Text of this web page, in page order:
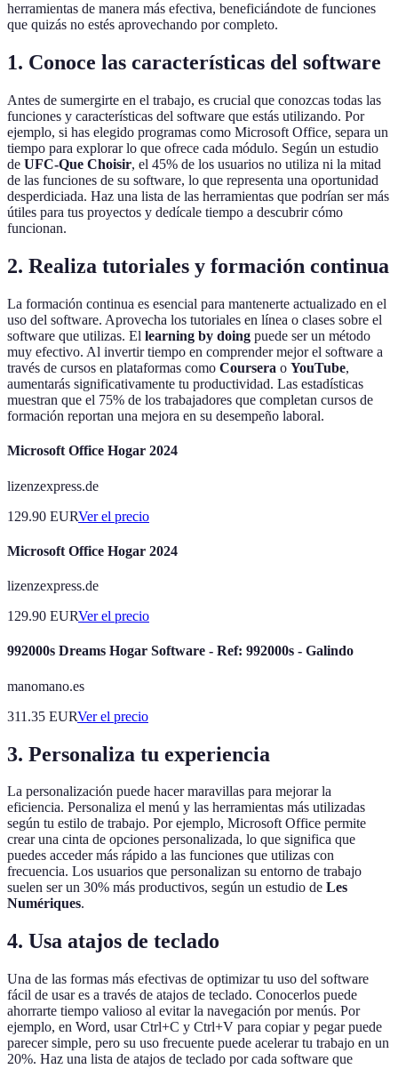
herramientas de manera más efectiva, beneficiándote de funciones
que quizás no estés aprovechando por completo.
1. Conoce las características del software
Antes de sumergirte en el trabajo, es crucial que conozcas todas las
funciones y características del software que estás utilizando. Por
ejemplo, si has elegido programas como Microsoft Office, separa un
tiempo para explorar lo que ofrece cada módulo. Según un estudio
de UFC-Que Choisir, el 45% de los usuarios no utiliza ni la mitad
de las funciones de su software, lo que representa una oportunidad
desperdiciada. Haz una lista de las herramientas que podrían ser más
útiles para tus proyectos y dedícale tiempo a descubrir cómo
funcionan.
2. Realiza tutoriales y formación continua
La formación continua es esencial para mantenerte actualizado en el
uso del software. Aprovecha los tutoriales en línea o clases sobre el
software que utilizas. El learning by doing puede ser un método
muy efectivo. Al invertir tiempo en comprender mejor el software a
través de cursos en plataformas como Coursera o YouTube,
aumentarás significativamente tu productividad. Las estadísticas
muestran que el 75% de los trabajadores que completan cursos de
formación reportan una mejora en su desempeño laboral.
Microsoft Office Hogar 2024
lizenzexpress.de
129.90 EURVer el precio
Microsoft Office Hogar 2024
lizenzexpress.de
129.90 EURVer el precio
992000s Dreams Hogar Software - Ref: 992000s - Galindo
manomano.es
311.35 EURVer el precio
3. Personaliza tu experiencia
La personalización puede hacer maravillas para mejorar la
eficiencia. Personaliza el menú y las herramientas más utilizadas
según tu estilo de trabajo. Por ejemplo, Microsoft Office permite
crear una cinta de opciones personalizada, lo que significa que
puedes acceder más rápido a las funciones que utilizas con
frecuencia. Los usuarios que personalizan su entorno de trabajo
suelen ser un 30% más productivos, según un estudio de Les
Numériques.
4. Usa atajos de teclado
Una de las formas más efectivas de optimizar tu uso del software
fácil de usar es a través de atajos de teclado. Conocerlos puede
ahorrarte tiempo valioso al evitar la navegación por menús. Por
ejemplo, en Word, usar Ctrl+C y Ctrl+V para copiar y pegar puede
parecer simple, pero su uso frecuente puede acelerar tu trabajo en un
20%. Haz una lista de atajos de teclado por cada software que